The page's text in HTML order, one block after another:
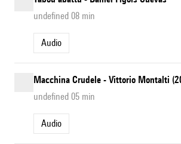
undefined 08 min
Audio
Macchina Crudele - Vittorio Montalti
undefined 05 min
Audio